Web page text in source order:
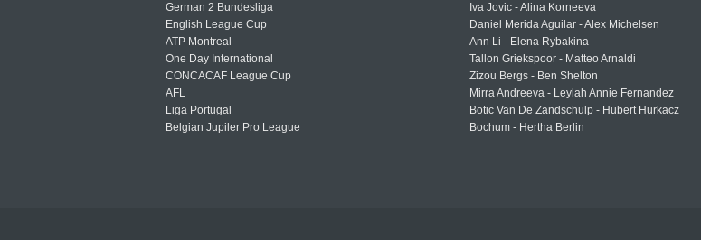
German 2 Bundesliga
English League Cup
ATP Montreal
One Day International
CONCACAF League Cup
AFL
Liga Portugal
Belgian Jupiler Pro League
Iva Jovic - Alina Korneeva
Daniel Merida Aguilar - Alex Michelsen
Ann Li - Elena Rybakina
Tallon Griekspoor - Matteo Arnaldi
Zizou Bergs - Ben Shelton
Mirra Andreeva - Leylah Annie Fernandez
Botic Van De Zandschulp - Hubert Hurkacz
Bochum - Hertha Berlin